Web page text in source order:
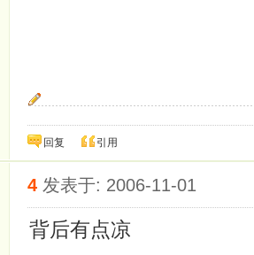
快乐很简单，郁闷更容易！
回复
引用
4 发表于: 2006-11-01
背后有点凉